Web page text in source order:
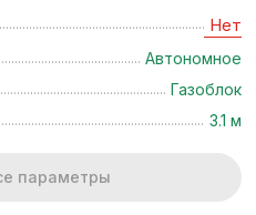
Нет
Автономное
Газоблок
3.1 м
параметры